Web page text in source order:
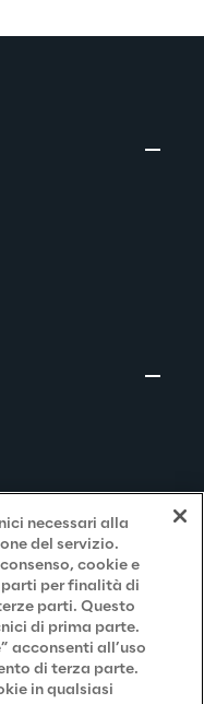
necessari alla
del servizio.
cookie e
per finalità di
parti. Questo
di prima parte.
acconsenti all’uso
di terza parte.
in qualsiasi